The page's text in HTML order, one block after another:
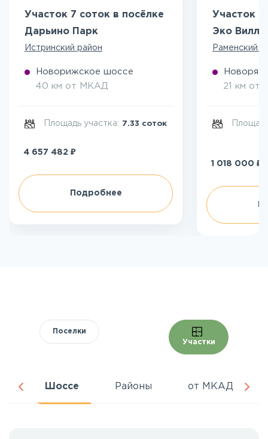
Участок 7 соток в посёлке
Дарьино Парк
Истринский район
Новорижское шоссе
40 км от МКАД
Площадь участка: 7.33 соток
4 657 482 ₽
Подробнее
Участок 5
Эко
Раменский
21 км от
1 018 000 ₽
Поселки
Участки
Шоссе Районы от МКАД